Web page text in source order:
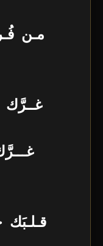
مـن
غــرَّك
قـلـبَك